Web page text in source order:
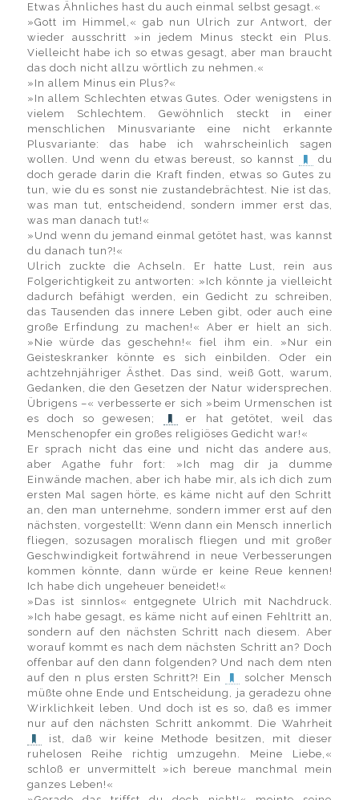
Etwas Ähnliches hast du auch einmal selbst gesagt.«
»Gott im Himmel,« gab nun Ulrich zur Antwort, der
wieder ausschritt »in jedem Minus steckt ein Plus.
Vielleicht habe ich so etwas gesagt, aber man braucht
das doch nicht allzu wörtlich zu nehmen.«
»In allem Minus ein Plus?«
»In allem Schlechten etwas Gutes. Oder wenigstens in
vielem Schlechtem. Gewöhnlich steckt in einer
menschlichen Minusvariante eine nicht erkannte
Plusvariante: das habe ich wahrscheinlich sagen
wollen. Und wenn du etwas bereust, so kannst
du
doch gerade darin die Kraft finden, etwas so Gutes zu
tun, wie du es sonst nie zustandebrächtest. Nie ist das,
was man tut, entscheidend, sondern immer erst das,
was man danach tut!«
»Und wenn du jemand einmal getötet hast, was kannst
du danach tun?!«
Ulrich zuckte die Achseln. Er hatte Lust, rein aus
Folgerichtigkeit zu antworten: »Ich könnte ja vielleicht
dadurch befähigt werden, ein Gedicht zu schreiben,
das Tausenden das innere Leben gibt, oder auch eine
große Erfindung zu machen!« Aber er hielt an sich.
»Nie würde das geschehn!« fiel ihm ein. »Nur ein
Geisteskranker könnte es sich einbilden. Oder ein
achtzehnjähriger Ästhet. Das sind, weiß Gott, warum,
Gedanken, die den Gesetzen der Natur widersprechen.
Übrigens –« verbesserte er sich »beim Urmenschen ist
es doch so gewesen;
er hat getötet, weil das
Menschenopfer ein großes religiöses Gedicht war!«
Er sprach nicht das eine und nicht das andere aus,
aber Agathe fuhr fort: »Ich mag dir ja dumme
Einwände machen, aber ich habe mir, als ich dich zum
ersten Mal sagen hörte, es käme nicht auf den Schritt
an, den man unternehme, sondern immer erst auf den
nächsten, vorgestellt: Wenn dann ein Mensch innerlich
fliegen, sozusagen moralisch fliegen und mit großer
Geschwindigkeit fortwährend in neue Verbesserungen
kommen könnte, dann würde er keine Reue kennen!
Ich habe dich ungeheuer beneidet!«
»Das ist sinnlos« entgegnete Ulrich mit Nachdruck.
»Ich habe gesagt, es käme nicht auf einen Fehltritt an,
sondern auf den nächsten Schritt nach diesem. Aber
worauf kommt es nach dem nächsten Schritt an? Doch
offenbar auf den dann folgenden? Und nach dem nten
auf den n plus ersten Schritt?! Ein
solcher Mensch
müßte ohne Ende und Entscheidung, ja geradezu ohne
Wirklichkeit leben. Und doch ist es so, daß es immer
nur auf den nächsten Schritt ankommt. Die Wahrheit
ist, daß wir keine Methode besitzen, mit dieser
ruhelosen Reihe richtig umzugehn. Meine Liebe,«
schloß er unvermittelt »ich bereue manchmal mein
ganzes Leben!«